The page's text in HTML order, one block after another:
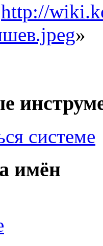
http://
»
системе
имён